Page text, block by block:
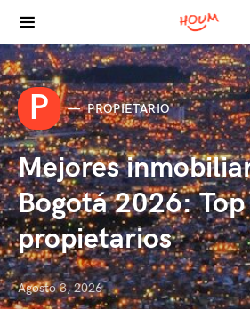
Search for:
P PROPIETARIO
Mejores
Bogotá 2026:
propietarios
Agosto 3, 2026